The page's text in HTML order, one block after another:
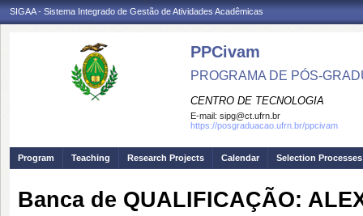
SIGAA - Sistema Integrado de Gestão de Atividades Acadêmicas
PPCivam
PROGRAMA DE PÓS-
CENTRO DE TECNOLOGIA
E-mail: sipg@ct.ufrn.br
https://posgraduacao.ufrn.br/ppcivam
Program Teaching Research Projects Calendar Selection Processes
Banca de QUALIFICAÇÃO: